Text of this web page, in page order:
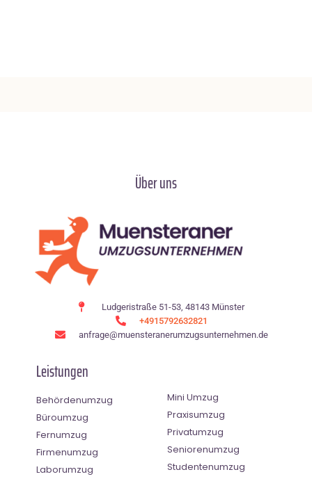
Über uns
Ludgeristraße 51-53, 48143 Münster
+4915792632821
anfrage@muensteranerumzugsunternehmen.de
Leistungen
Behördenumzug
Büroumzug
Fernumzug
Firmenumzug
Laborumzug
Mini Umzug
Praxisumzug
Privatumzug
Seniorenumzug
Studentenumzug